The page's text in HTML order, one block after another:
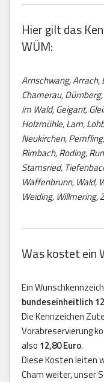
Hier gilt das
WÜM:
Arnschwang, Arrach,
Chamerau,
im Wald, Geigant,
Holzmühle, Lam,
Neukirchen,
Rimbach, Roding,
Stamsried,
Waffenbrunn, Wald,
Weiding, Willmering,
Was kostet ein
Ein
bundeseinheitlich
Die Kennzeichen
Vorabreservierung
also 12,80 Euro.
Diese Kosten leiten
Cham weiter, unser